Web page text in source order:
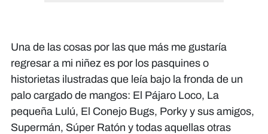
Una de las cosas por las que más me gustaría
regresar a mi niñez es por los pasquines o
historietas ilustradas que leía bajo la fronda de un
palo cargado de mangos: El Pájaro Loco, La
pequeña Lulú, El Conejo Bugs, Porky y sus amigos,
Supermán, Súper Ratón y todas aquellas otras